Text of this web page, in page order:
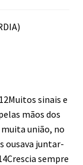
sinais e
mãos dos
união, no
ousava juntar-
sempre